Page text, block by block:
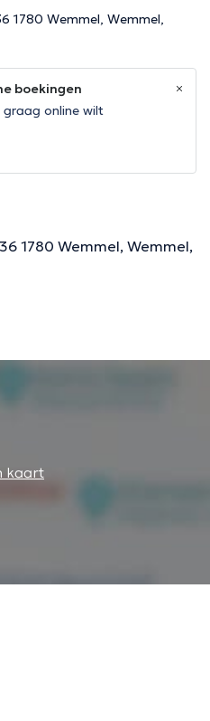
1780 Wemmel, Wemmel,
boekingen
online wilt
1780 Wemmel, Wemmel,
kaart